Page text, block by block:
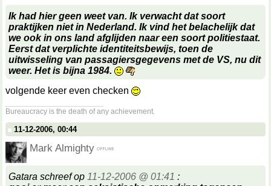
Ik had hier geen weet van. Ik verwacht dat soort
praktijken niet in Nederland. Ik vind het belachelijk dat
we ook in ons land afglijden naar een soort politiestaat.
Eerst dat verplichte identiteitsbewijs, toen de
uitwisseling van passagiersgegevens met de VS, nu dit
weer. Het is bijna 1984.
volgende keer even checken
Bureaucracy is the death of any achievement.
11-12-2006, 00:44
Mark Almighty
Gatara schreef op 11-12-2006 @ 01:41 :